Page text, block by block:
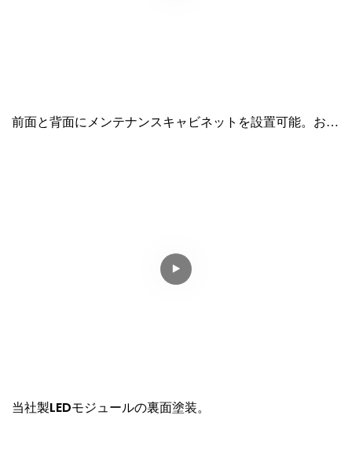
前面と背面にメンテナンスキャビネットを設置可能。お客
当社製LEDモジュールの裏面塗装。